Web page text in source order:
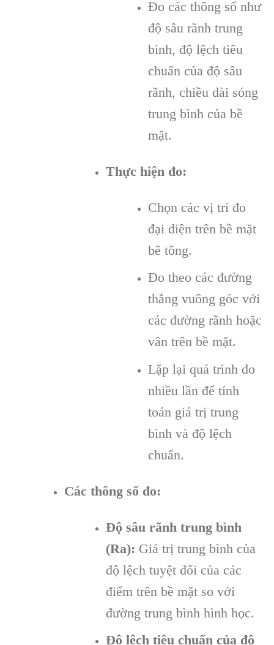
Đo các thông số như
độ sâu rãnh trung
bình, độ lệch tiêu
chuẩn của độ sâu
rãnh, chiều dài sóng
trung bình của bề
mặt.
Thực hiện đo:
Chọn các vị trí đo
đại diện trên bề mặt
bê tông.
Đo theo các đường
thẳng vuông góc với
các đường rãnh hoặc
vân trên bề mặt.
Lặp lại quá trình đo
nhiều lần để tính
toán giá trị trung
bình và độ lệch
chuẩn.
Các thông số đo:
Độ sâu rãnh trung bình
(Ra): Giá trị trung bình của
độ lệch tuyệt đối của các
điểm trên bề mặt so với
đường trung bình hình học.
Độ lệch tiêu chuẩn của độ